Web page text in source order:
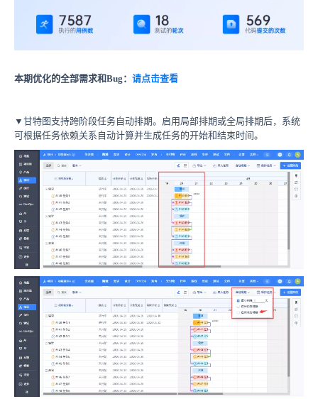
本期优化的全部需求和Bug： 请点击查看
▼甘特图支持跨阶段任务自动排期。启用局部排期或全局排期后，系统
可根据任务依赖关系自动计算并生成任务的开始和结束时间。